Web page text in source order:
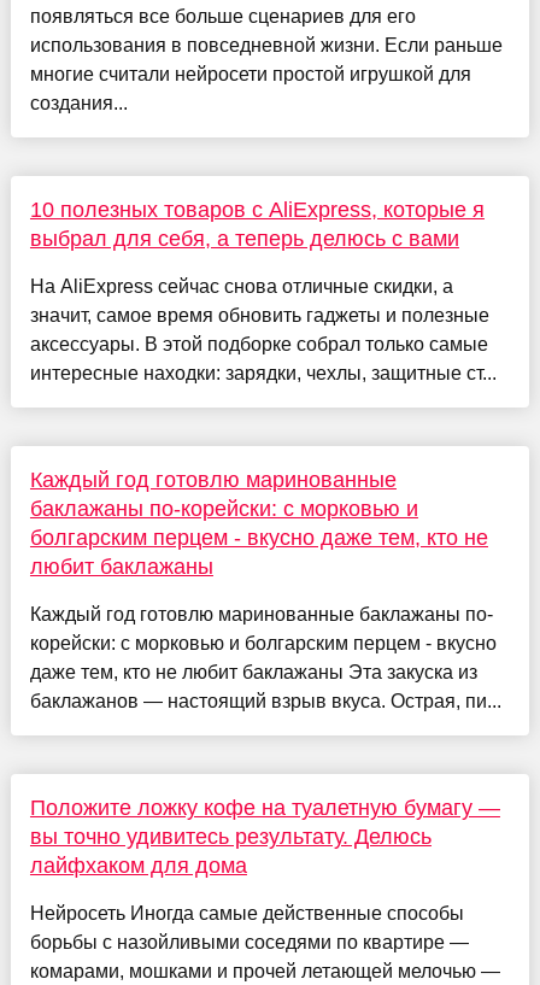
появляться все больше сценариев для его
использования в повседневной жизни. Если раньше
многие считали нейросети простой игрушкой для
создания...
10 полезных товаров с AliExpress, которые я
выбрал для себя, а теперь делюсь с вами
На AliExpress сейчас снова отличные скидки, а
значит, самое время обновить гаджеты и полезные
аксессуары. В этой подборке собрал только самые
интересные находки: зарядки, чехлы, защитные ст...
Каждый год готовлю маринованные
баклажаны по-корейски: с морковью и
болгарским перцем - вкусно даже тем, кто не
любит баклажаны
Каждый год готовлю маринованные баклажаны по-
корейски: с морковью и болгарским перцем - вкусно
даже тем, кто не любит баклажаны Эта закуска из
баклажанов — настоящий взрыв вкуса. Острая, пи...
Положите ложку кофе на туалетную бумагу —
вы точно удивитесь результату. Делюсь
лайфхаком для дома
Нейросеть Иногда самые действенные способы
борьбы с назойливыми соседями по квартире —
комарами, мошками и прочей летающей мелочью —